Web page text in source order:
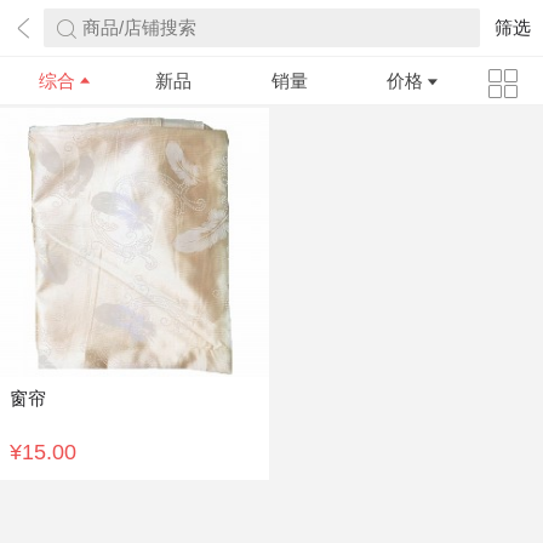
商品/店铺搜索 筛选
综合 新品 销量 价格
窗帘
¥15.00